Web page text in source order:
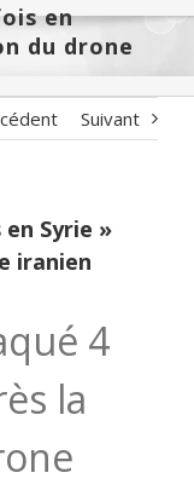
en
du drone
Suivant
Syrie »
iranien
4
la